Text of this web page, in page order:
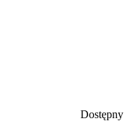
Dostępny